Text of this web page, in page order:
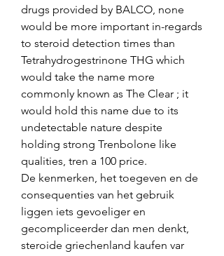
drugs provided by BALCO, none
would be more important in-regards
to steroid detection times than
Tetrahydrogestrinone THG which
would take the name more
commonly known as The Clear ; it
would hold this name due to its
undetectable nature despite
holding strong Trenbolone like
qualities, tren a 100 price.
De kenmerken, het toegeven en de
consequenties van het gebruik
liggen iets gevoeliger en
gecompliceerder dan men denkt,
steroide griechenland kaufen var